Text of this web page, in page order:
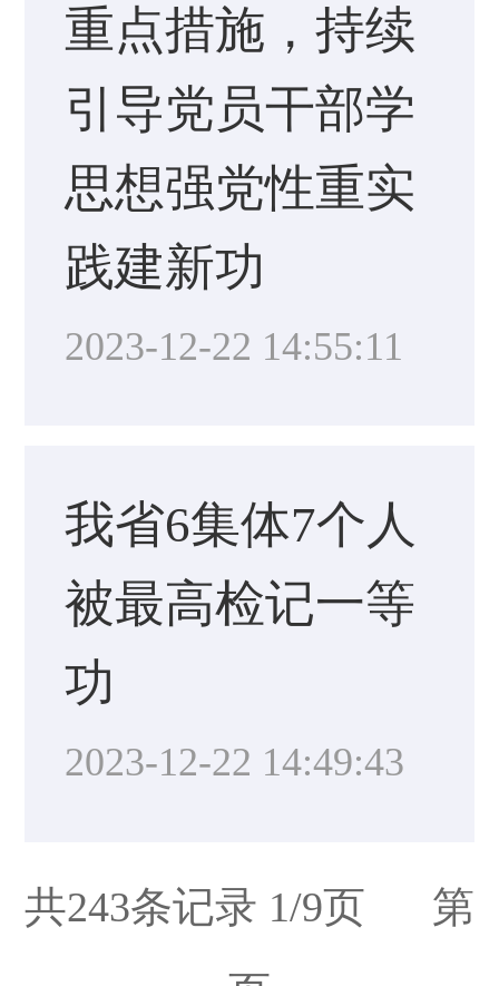
重点措施，持续
引导党员干部学
思想强党性重实
践建新功
2023-12-22 14:55:11
我省6集体7个人
被最高检记一等
功
2023-12-22 14:49:43
共243条记录 1/9页 第